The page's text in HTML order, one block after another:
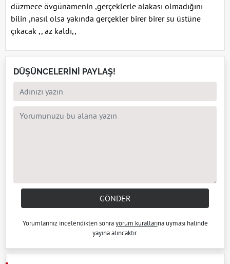
düzmece övgünamenin ,gerçeklerle alakası olmadığını
bilin ,nasıl olsa yakında gerçekler birer birer su üstüne
çıkacak ,, az kaldı,,
DÜŞÜNCELERİNİ PAYLAŞ!
GÖNDER
Yorumlarınız incelendikten sonrayorum kurallarına uyması halinde
yayına alıncaktır.